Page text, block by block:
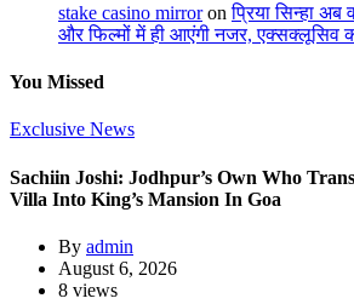
stake casino mirroronप्रिया सिन्हा अब
और फिल्मों में ही आएंगी नजर, एक्सक्लूसिव
You Missed
Exclusive News
Sachiin Joshi: Jodhpur’s Own Who
Villa Into King’s Mansion In Goa
By admin
August 6, 2026
8 views